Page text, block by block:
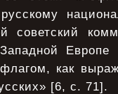
советский
Европе
как
[6, с. 71].